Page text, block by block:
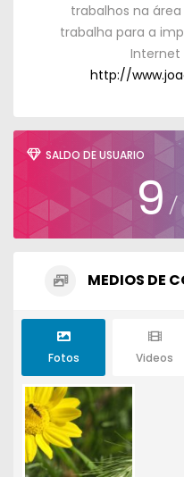
trabalhos na
trabalha para a
Internet
http://
SALDO DE USUARIO
9/
MEDIOS DE
Fotos Videos